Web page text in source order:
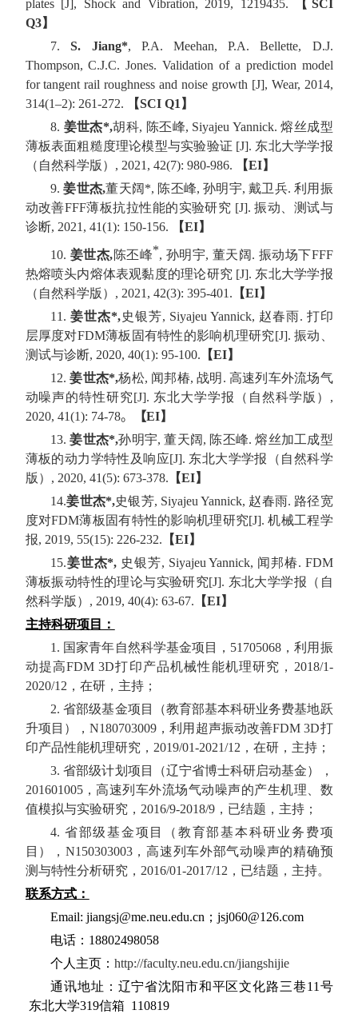
plates [J], Shock and Vibration, 2019, 1219435. 【 SCI
Q3】
7.S. Jiang*, P.A. Meehan, P.A. Bellette, D.J.
Thompson, C.J.C. Jones. Validation of a prediction model
for tangent rail roughness and noise growth [J], Wear, 2014,
314(1–2): 261-272.
【SCI Q1 】
8. 姜世杰*,胡科, 陈丕峰, Siyajeu Yannick.熔丝成型
薄板表面粗糙度理论模型与实验验证 [J]. 东北大学学报
（自然科学版） , 2021, 42(7): 980-986. 【EI】
9.姜世杰,董天阔*, 陈丕峰,孙明宇,戴卫兵.利用振
动改善FFF薄板抗拉性能的实验研究 [J].振动、测试与
诊断, 2021, 41(1): 150-156. 【EI】
10. 姜世杰,陈丕峰*, 孙明宇, 董天阔. 振动场下FFF
热熔喷头内熔体表观黏度的理论研究 [J]. 东北大学学报
（自然科学版） , 2021, 42(3): 395-401. 【EI】
11.姜世杰*,史银芳, Siyajeu Yannick, 赵春雨. 打印
层厚度对FDM薄板固有特性的影响机理研究[J]. 振动、
测试与诊断, 2020, 40(1): 95-100. 【EI】
12.姜世杰*,杨松, 闻邦椿,战明 . 高速列车外流场气
动噪声的特性研究[J]. 东北大学学报（自然科学版） ,
2020, 41(1): 74-78。 【EI】
13.姜世杰*,孙明宇,董天阔, 陈丕峰.熔丝加工成型
薄板的动力学特性及响应[J]. 东北大学学报（自然科学
版） , 2020, 41(5): 673-378. 【EI】
14.姜世杰*,史银芳, Siyajeu Yannick, 赵春雨. 路径宽
度对FDM薄板固有特性的影响机理研究[J].机械工程学
报, 2019, 55(15): 226-232. 【EI】
15.姜世杰*, 史银芳, Siyajeu Yannick, 闻邦椿. FDM
薄板振动特性的理论与实验研究[J]. 东北大学学报（自
然科学版） , 2019, 40(4): 63-67. 【EI】
主持科研项目：
1. 国家青年自然科学基金项目， 51705068 ，利用振
动提高FDM 3D打印产品机械性能机理研究， 2018/1-
2020/12 ，在研，主持；
2.省部级基金项目（教育部基本科研业务费基地跃
升项目），N180703009 ，利用超声振动改善FDM 3D打
印产品性能机理研究， 2019/01-2021/12 ，在研，主持；
3.省部级计划项目（辽宁省博士科研启动基金），
201601005，高速列车外流场气动噪声的产生机理、数
值模拟与实验研究， 2016/9-2018/9，已结题，主持；
4. 省部级基金项目（教育部基本科研业务费项
目）， N150303003，高速列车外部气动噪声的精确预
测与特性分析研究， 2016/01-2017/12 ，已结题，主持。
联系方式：
Email: jiangsj@me.neu.edu.cn ；jsj060@126.com
电话： 18802498058
个人主页：http://faculty.neu.edu.cn/jiangshijie
通讯地址：辽宁省沈阳市和平区文化路三巷11 号
东北大学319信箱 110819